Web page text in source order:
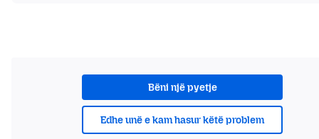
Bëni një pyetje
Edhe unë e kam hasur këtë problem